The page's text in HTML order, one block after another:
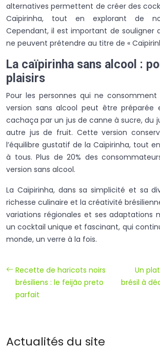
alternatives permettent de créer des
Caïpirinha, tout en explorant de
Cependant, il est important de souligner
ne peuvent prétendre au titre de «
La caïpirinha sans alcool :
plaisirs
Pour les personnes qui ne consomment
version sans alcool peut être préparée
cachaça par un jus de canne à sucre, du
autre jus de fruit. Cette version
l’équilibre gustatif de la Caïpirinha, tout
à tous. Plus de 20% des
version sans alcool.
La Caïpirinha, dans sa simplicité et sa
richesse culinaire et la créativité
variations régionales et ses adaptations
un cocktail unique et fascinant, qui
monde, un verre à la fois.
Recette de haricots noirs
brésiliens : le feijão preto
parfait
Un
brésil à
Actualités du site